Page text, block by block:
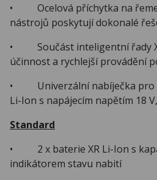
• Ocelová příchytka na
nástrojů poskytují dokonalé
• Součást inteligentní řady
účinnost a rychlejší provádění
• Univerzální nabíječka pro
Li-Ion s napájecím napětím 18
Standard
• 2 x baterie XR Li-Ion s
indikátorem stavu nabití